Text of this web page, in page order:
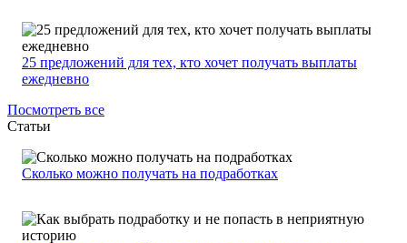
25 предложений для тех, кто хочет получать выплаты
ежедневно
Посмотреть все
Статьи
Сколько можно получать на подработках